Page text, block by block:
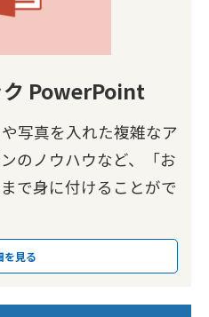
ク PowerPoint
写真を入れた複雑なア
のノウハウなど、「お
で身に付けることがで
を見る